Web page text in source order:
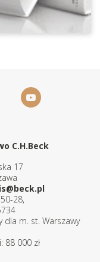
C.H.Beck
17
28,
dla m. st. Warszawy
88 000 zł